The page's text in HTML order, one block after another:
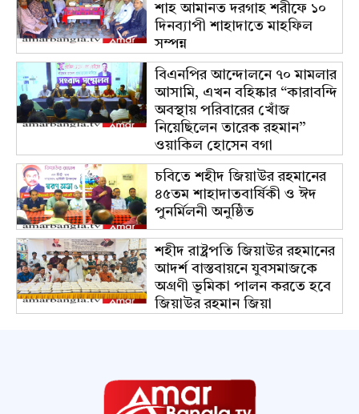
শাহ আমানত দরগাহ শরীফে ১০
দিনব্যাপী শাহাদাতে মাহফিল
সম্পন্ন
বিএনপির আন্দোলনে ৭০ মামলার
আসামি, এখন বহিষ্কার “কারাবন্দি
অবস্থায় পরিবারের খোঁজ
নিয়েছিলেন তারেক রহমান”
ওয়াকিল হোসেন বগা
চবিতে শহীদ জিয়াউর রহমানের
৪৫তম শাহাদাতবার্ষিকী ও ঈদ
পুনর্মিলনী অনুষ্ঠিত
শহীদ রাষ্ট্রপতি জিয়াউর রহমানের
আদর্শ বাস্তবায়নে যুবসমাজকে
অগ্রণী ভূমিকা পালন করতে হবে
জিয়াউর রহমান জিয়া